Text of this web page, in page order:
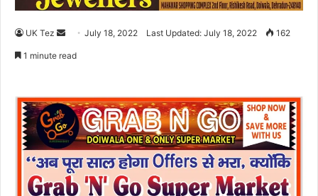
UK Tez
a
e
m
a
i
July 18, 2022 Last Updated: July 18, 2022 162
1 minute read